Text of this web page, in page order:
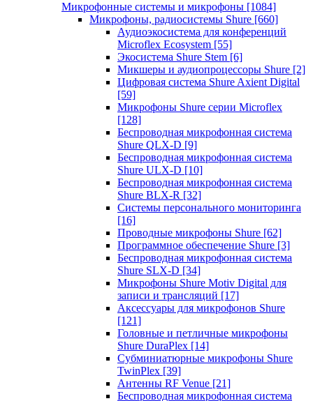
Микрофонные системы и микрофоны [1084]
Микрофоны, радиосистемы Shure [660]
Аудиоэкосистема для конференций
Microflex Ecosystem [55]
Экосистема Shure Stem [6]
Микшеры и аудиопроцессоры Shure [2]
Цифровая система Shure Axient Digital
[59]
Микрофоны Shure серии Microflex
[128]
Беспроводная микрофонная система
Shure QLX-D [9]
Беспроводная микрофонная система
Shure ULX-D [10]
Беспроводная микрофонная система
Shure BLX-R [32]
Системы персонального мониторинга
[16]
Проводные микрофоны Shure [62]
Программное обеспечение Shure [3]
Беспроводная микрофонная система
Shure SLX-D [34]
Микрофоны Shure Motiv Digital для
записи и трансляций [17]
Аксессуары для микрофонов Shure
[121]
Головные и петличные микрофоны
Shure DuraPlex [14]
Субминиатюрные микрофоны Shure
TwinPlex [39]
Антенны RF Venue [21]
Беспроводная микрофонная система